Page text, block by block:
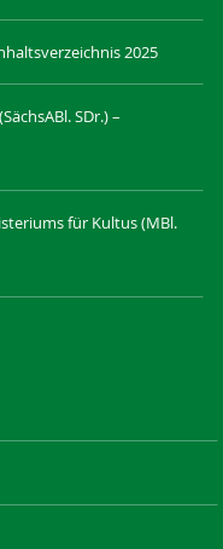
2025
SDr.) –
für Kultus (MBl.